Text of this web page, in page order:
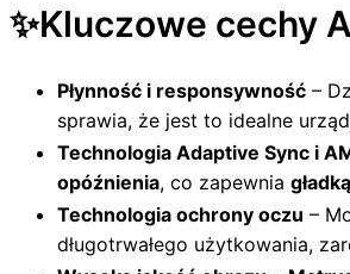
✨Kluczowe cechy
Płynność i responsywność –
sprawia, że jest to idealne
Technologia Adaptive Sync i
opóźnienia, co zapewnia
Technologia ochrony oczu –
długotrwałego użytkowania,